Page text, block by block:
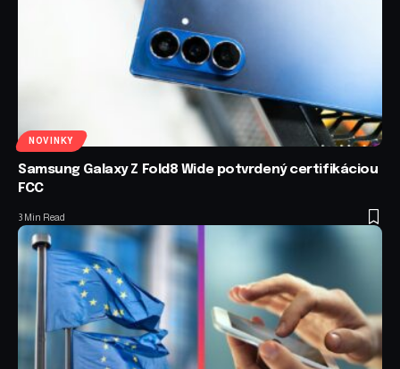
NOVINKY
Samsung Galaxy Z Fold8 Wide potvrdený certifikáciou
FCC
3 Min Read